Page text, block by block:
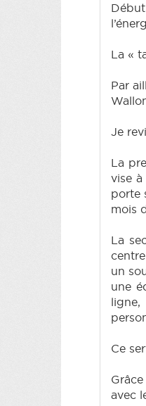
La «
Par
Je
La
vise
porte
mois
La
un
une
Ce
avec